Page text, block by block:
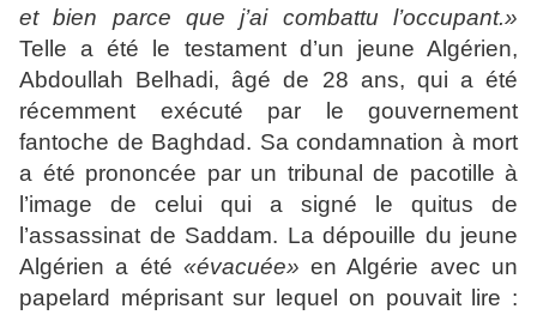
et bien parce que j’ai combattu l’occupant.»
Telle a été le testament d’un jeune Algérien,
Abdoullah Belhadi, âgé de 28 ans, qui a été
récemment exécuté par le gouvernement
fantoche de Baghdad. Sa condamnation à mort
a été prononcée par un tribunal de pacotille à
l’image de celui qui a signé le quitus de
l’assassinat de Saddam. La dépouille du jeune
Algérien a été «évacuée» en Algérie avec un
papelard méprisant sur lequel on pouvait lire :